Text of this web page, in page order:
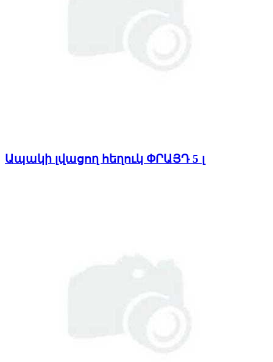
Ապակի լվացող հեղուկ ՓՐԱՅԴ 5 լ